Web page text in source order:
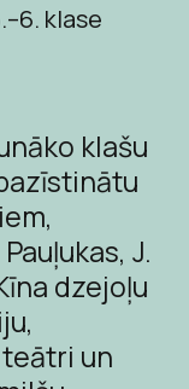
klase
klašu
J.
dzejoļu
un